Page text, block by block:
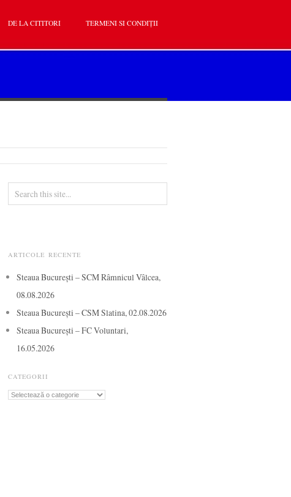
DE LA CITITORI TERMENI SI CONDIȚII
ARTICOLE RECENTE
Steaua București – SCM Râmnicul Vâlcea,
08.08.2026
Steaua București – CSM Slatina, 02.08.2026
Steaua București – FC Voluntari,
16.05.2026
CATEGORII
Categorii